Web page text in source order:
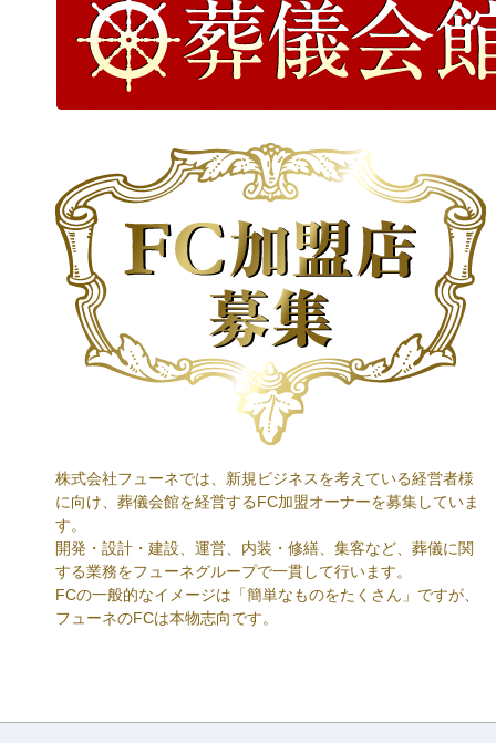
株式会社フューネでは、新規ビジネスを考えている経営者様
に向け、葬儀会館を経営するFC加盟オーナーを募集していま
す。
開発・設計・建設、運営、内装・修繕、集客など、葬儀に関
する業務をフューネグループで一貫して行います。
FCの一般的なイメージは「簡単なものをたくさん」ですが、
フューネのFCは本物志向です。